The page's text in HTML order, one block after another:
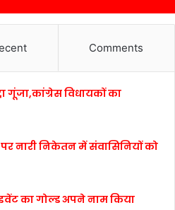
Comments
गूंजा,कांग्रेस विधायकों का
पर नारी निकेतन में संवासिनियों को
का गोल्ड अपने नाम किया